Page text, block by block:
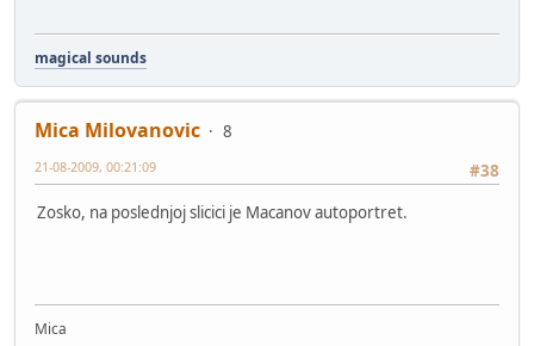
magical sounds
Mica Milovanovic
8
#38
21-08-2009, 00:21:09
Zosko, na poslednjoj slicici je Macanov autoportret.
Mica